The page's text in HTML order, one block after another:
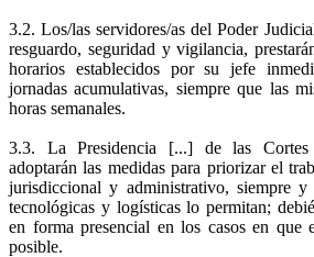
3.2. Los/las servidores/as del Poder
resguardo, seguridad y vigilancia,
horarios establecidos por su jefe
jornadas acumulativas, siempre que las
horas semanales.
3.3. La Presidencia [...] de las Cortes
adoptarán las medidas para priorizar el
jurisdiccional y administrativo, siempre y
tecnológicas y logísticas lo permitan;
en forma presencial en los casos en que
posible.